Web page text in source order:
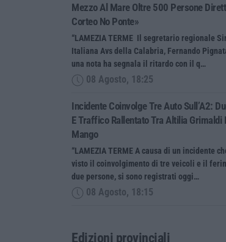
Mezzo Al Mare Oltre 500 Persone
Corteo No Ponte»
“LAMEZIA TERME Il segretario regionale
Italiana Avs della Calabria, Fernando
una nota ha segnala il ritardo con il q…
08 Agosto, 18:25
Incidente Coinvolge Tre Auto Sull’A2:
E Traffico Rallentato Tra Altilia Grimaldi
Mango
“LAMEZIA TERME A causa di un incidente
visto il coinvolgimento di tre veicoli e il
due persone, si sono registrati oggi…
08 Agosto, 18:15
Edizioni provinciali